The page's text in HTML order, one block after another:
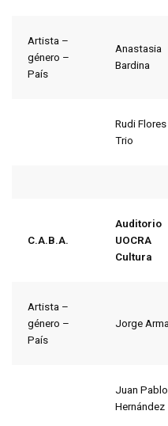
Artista –
género –
País
Anastasia
Bardina
Rudi Flores
Trio
C.A.B.A.
Auditorio
UOCRA
Cultura
Artista –
género –
País
Jorge
Juan Pablo
Hernández